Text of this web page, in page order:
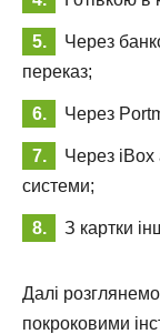
Через
переказ;
Через
Через iBox
системи;
З картки
Далі
покроковими